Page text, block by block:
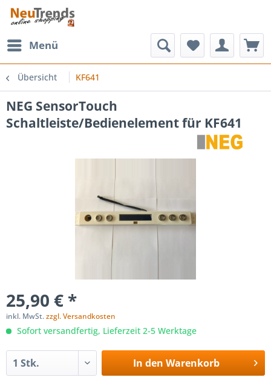
Menü
Übersicht KF641
NEG SensorTouch
Schaltleiste/Bedienelement für KF641
25,90 € *
inkl. MwSt.zzgl. Versandkosten
Sofort versandfertig, Lieferzeit 2-5 Werktage
In den Warenkorb